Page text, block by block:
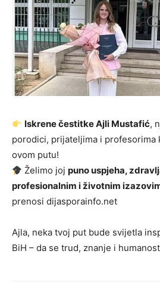
Iskrene čestitke Ajli Mustafić,
porodici, prijateljima i profesorima
ovom putu!
Želimo jojpuno uspjeha,
profesionalnim i životnim
prenosi dijasporainfo.net
Ajla, neka tvoj put bude svijetla
BiH – da se trud, znanje i